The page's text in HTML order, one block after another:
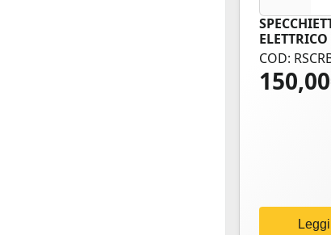
COD:
150,00